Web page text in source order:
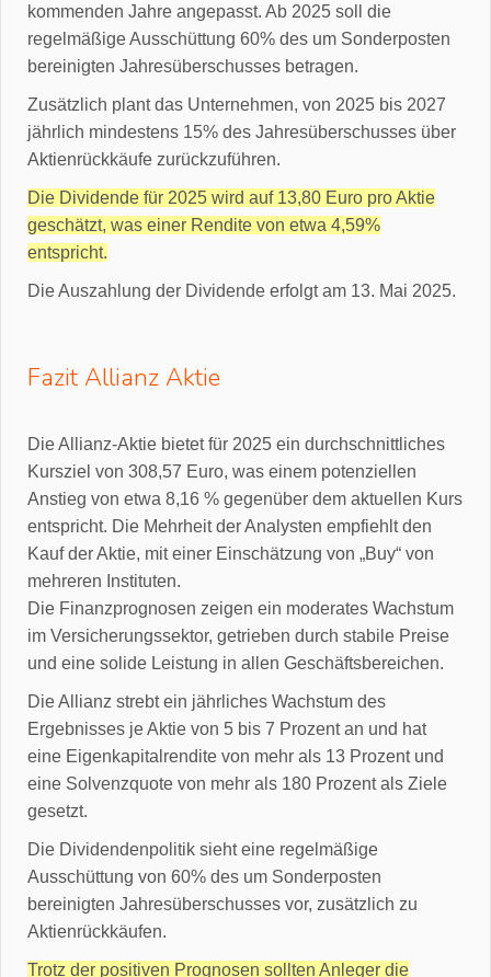
kommenden Jahre angepasst. Ab 2025 soll die
regelmäßige Ausschüttung 60% des um Sonderposten
bereinigten Jahresüberschusses betragen.
Zusätzlich plant das Unternehmen, von 2025 bis 2027
jährlich mindestens 15% des Jahresüberschusses über
Aktienrückkäufe zurückzuführen.
Die Dividende für 2025 wird auf 13,80 Euro pro Aktie
geschätzt, was einer Rendite von etwa 4,59%
entspricht.
Die Auszahlung der Dividende erfolgt am 13. Mai 2025.
Fazit Allianz Aktie
Die Allianz-Aktie bietet für 2025 ein durchschnittliches
Kursziel von 308,57 Euro, was einem potenziellen
Anstieg von etwa 8,16 % gegenüber dem aktuellen Kurs
entspricht. Die Mehrheit der Analysten empfiehlt den
Kauf der Aktie, mit einer Einschätzung von „Buy“ von
mehreren Instituten.
Die Finanzprognosen zeigen ein moderates Wachstum
im Versicherungssektor, getrieben durch stabile Preise
und eine solide Leistung in allen Geschäftsbereichen.
Die Allianz strebt ein jährliches Wachstum des
Ergebnisses je Aktie von 5 bis 7 Prozent an und hat
eine Eigenkapitalrendite von mehr als 13 Prozent und
eine Solvenzquote von mehr als 180 Prozent als Ziele
gesetzt.
Die Dividendenpolitik sieht eine regelmäßige
Ausschüttung von 60% des um Sonderposten
bereinigten Jahresüberschusses vor, zusätzlich zu
Aktienrückkäufen.
Trotz der positiven Prognosen sollten Anleger die